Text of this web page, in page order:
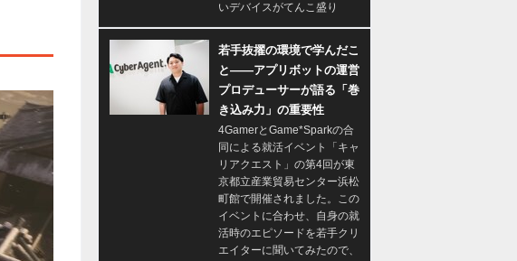
いデバイスがてんこ盛り
若手抜擢の環境で学んだこ
と――アプリボットの運営
プロデューサーが語る「巻
き込み力」の重要性
4GamerとGame*Sparkの合
同による就活イベント「キャ
リアクエスト」の第4回が東
京都立産業貿易センター浜松
町館で開催されました。この
イベントに合わせ、自身の就
活時のエピソードを若手クリ
エイターに聞いてみたので、